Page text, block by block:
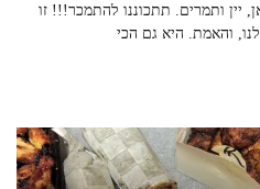
יין ותמרים. תתכוננו להתמכר!!! זו
והאמת. היא גם הכי